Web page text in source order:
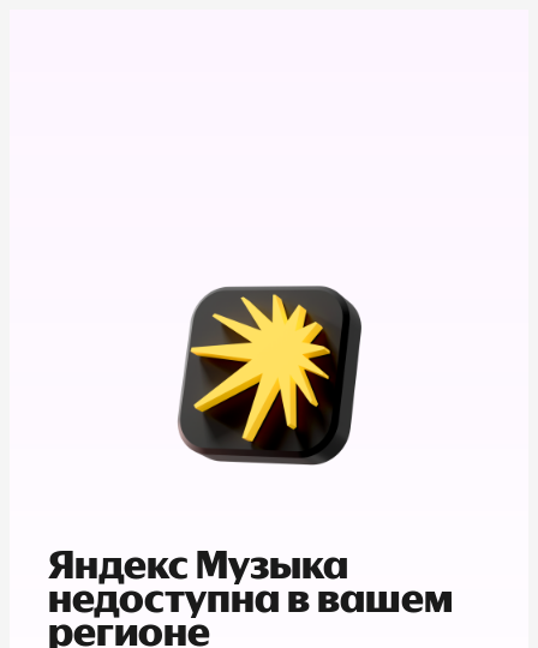
Яндекс Музыка
недоступна в вашем
регионе